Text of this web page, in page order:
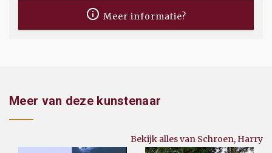
Meer informatie?
Meer van deze kunstenaar
Bekijk alles van Schroen, Harry